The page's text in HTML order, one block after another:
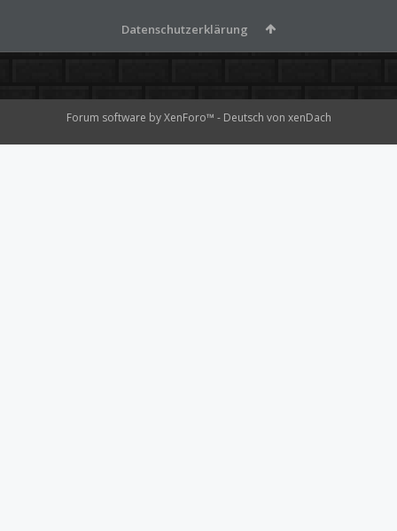
Datenschutzerklärung
Forum software by XenForo™ - Deutsch von xenDach